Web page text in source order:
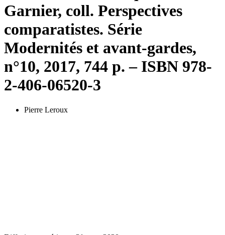
Garnier, coll. Perspectives
comparatistes. Série
Modernités et avant-gardes,
n°10, 2017, 744 p. – ISBN 978-
2-406-06520-3
Pierre Leroux